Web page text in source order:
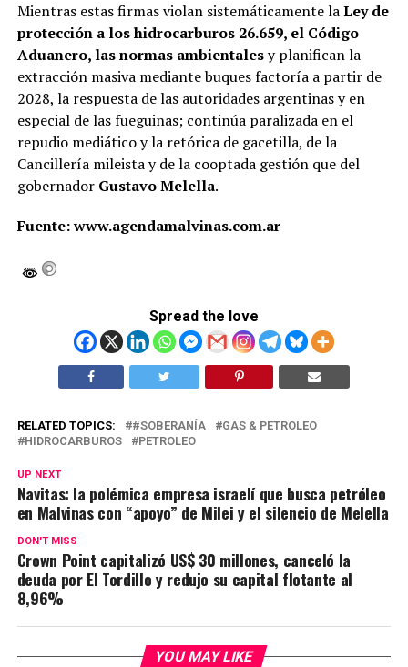
Mientras estas firmas violan sistemáticamente laLey de
protección a los hidrocarburos 26.659, el Código
Aduanero, las normas ambientalesy planifican la
extracción masiva mediante buques factoría a partir de
2028, la respuesta de las autoridades argentinas y en
especial de las fueguinas; continúa paralizada en el
repudio mediático y la retórica de gacetilla, de la
Cancillería mileista y de la cooptada gestión que del
gobernador Gustavo Melella.
Fuente: www.agendamalvinas.com.ar
Spread the love
RELATED TOPICS: #SOBERANÍA
GAS & PETROLEO
HIDROCARBUROS
PETROLEO
UP NEXT
Navitas: la polémica empresa israelí que busca petróleo
en Malvinas con “apoyo” de Milei y el silencio de Melella
DON'T MISS
Crown Point capitalizó US$ 30 millones, canceló la
deuda por El Tordillo y redujo su capital flotante al
8,96%
YOU MAY LIKE